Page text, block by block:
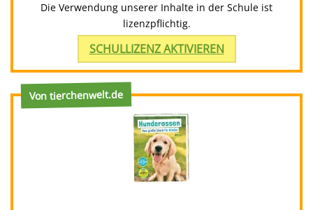
Die Verwendung unserer Inhalte in der Schule ist
lizenzpflichtig.
SCHULLIZENZ AKTIVIEREN
Von tierchenwelt.de